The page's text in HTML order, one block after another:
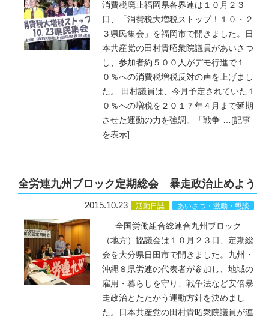
消費税廃止福岡県各界連は１０月２３
日、「消費税大増税ストップ！１０・２
３県民集会」を福岡市で開きました。日
本共産党の田村貴昭衆院議員があいさつ
し、参加者約５００人がデモ行進で１
０％への消費税増税反対の声を上げまし
た。 田村議員は、今月予定されていた１
０％への増税を２０１７年４月まで延期
させた運動の力を強調。「戦争 … [記事
を表示]
全労連九州ブロック定期総会 暴走政治止めよう
2015.10.23 活動日誌 あいさつ・激励・懇談
全国労働組合総連合九州ブロック
（地方）協議会は１０月２３日、定期総
会を大分県日田市で開きました。九州・
沖縄８県労連の代表者が参加し、地域の
雇用・暮らしを守り、戦争法など安倍暴
走政治とたたかう運動方針を決めまし
た。日本共産党の田村貴昭衆院議員が連